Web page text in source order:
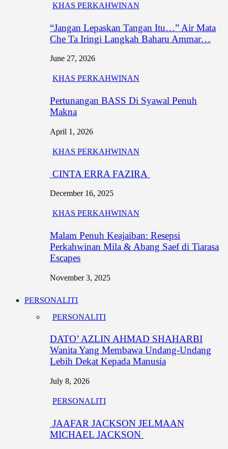
KHAS PERKAHWINAN
“Jangan Lepaskan Tangan Itu…” Air Mata
Che Ta Iringi Langkah Baharu Ammar…
June 27, 2026
KHAS PERKAHWINAN
Pertunangan BASS Di Syawal Penuh
Makna
April 1, 2026
KHAS PERKAHWINAN
CINTA ERRA FAZIRA
December 16, 2025
KHAS PERKAHWINAN
Malam Penuh Keajaiban: Resepsi
Perkahwinan Mila & Abang Saef di Tiarasa
Escapes
November 3, 2025
PERSONALITI
PERSONALITI
DATO’ AZLIN AHMAD SHAHARBI
Wanita Yang Membawa Undang-Undang
Lebih Dekat Kepada Manusia
July 8, 2026
PERSONALITI
JAAFAR JACKSON JELMAAN
MICHAEL JACKSON